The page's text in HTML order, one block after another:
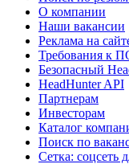
О компании
Наши вакансии
Реклама на
Требования к
Безопасный
HeadHunter API
Партнерам
Инвесторам
Каталог
Поиск по
Сетка: соцсеть